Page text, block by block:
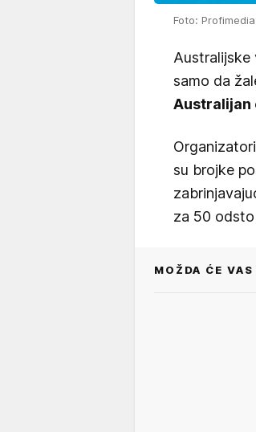
Foto: Profimedia
Australijske
samo da
Australijan
su brojke
za 50
MOŽDA ĆE